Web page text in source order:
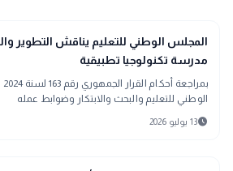
school
مدارس وجامعات
مدرسة تكنولوجيا تطبيقية
الوطني للتعليم والبحث والابتكار وضوابط عمله
schedule13 يوليو 2026